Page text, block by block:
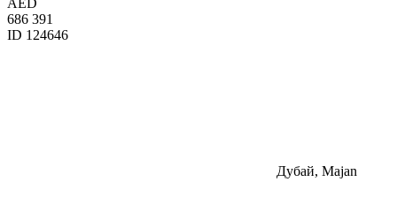
686 391
ID 124646
Дубай, Majan